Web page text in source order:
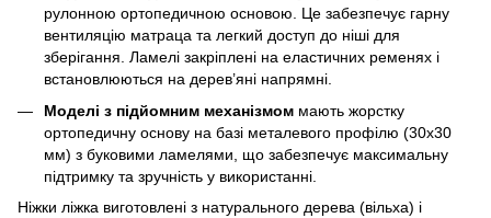
рулонною ортопедичною основою. Це забезпечує гарну
вентиляцію матраца та легкий доступ до ніші для
зберігання. Ламелі закріплені на еластичних ременях і
встановлюються на дерев’яні напрямні.
Моделі з підйомним механізмом мають жорстку
ортопедичну основу на базі металевого профілю (30х30
мм) з буковими ламелями, що забезпечує максимальну
підтримку та зручність у використанні.
Ніжки ліжка виготовлені з натурального дерева (вільха) і